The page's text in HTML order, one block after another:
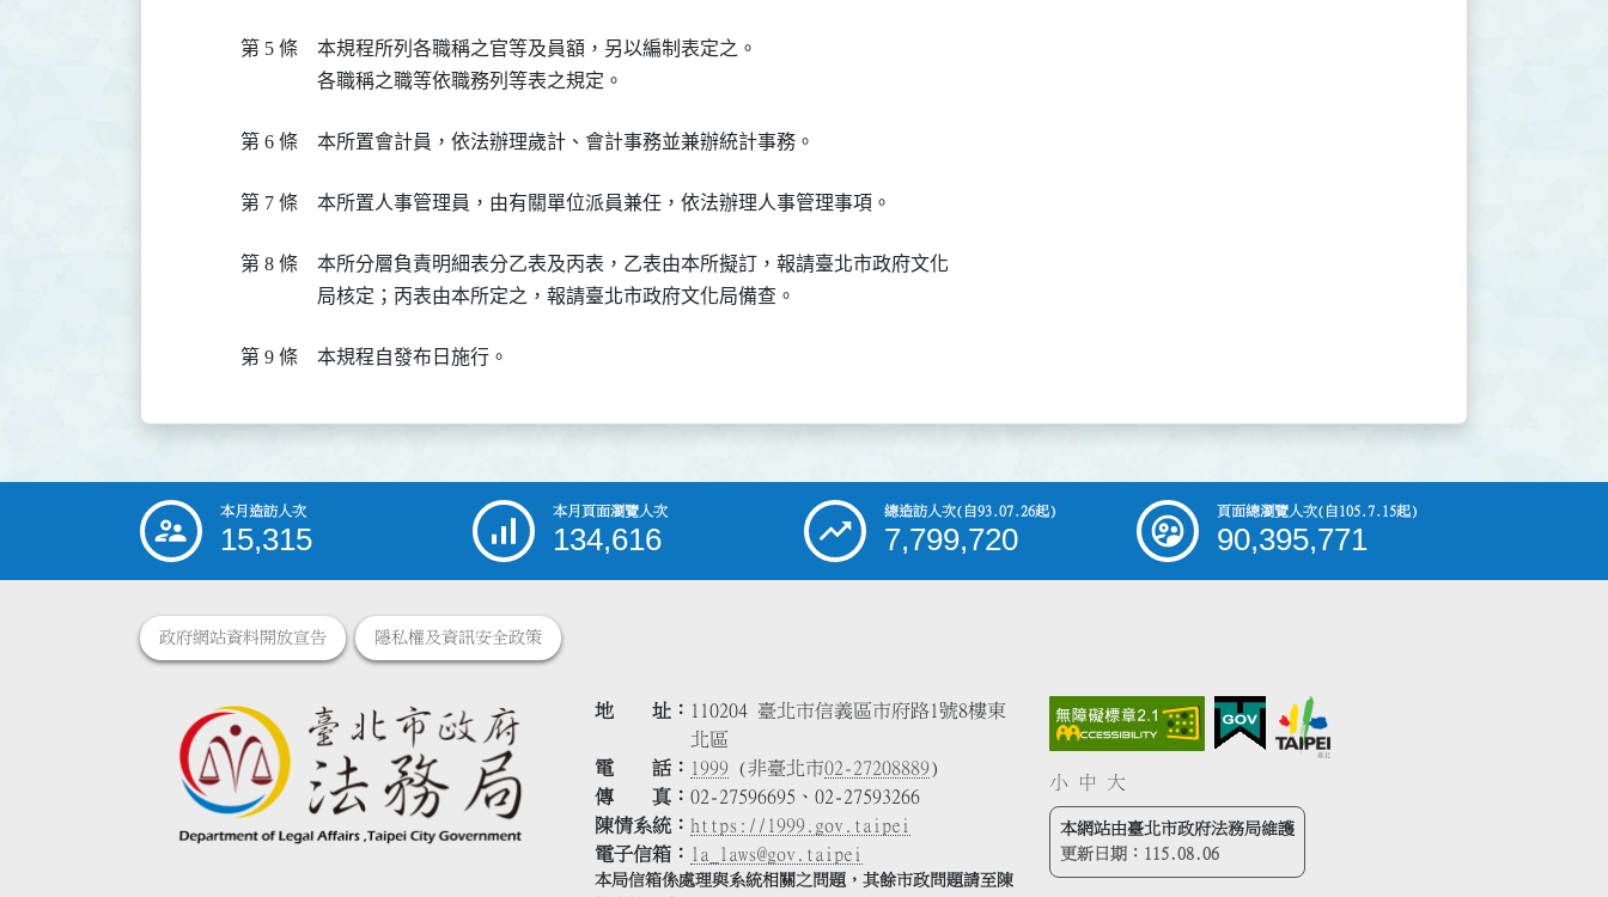
第 5 條
本規程所列各職稱之官等及員額，另以編制表定之。
各職稱之職等依職務列等表之規定。
第 6 條 本所置會計員，依法辦理歲計、會計事務並兼辦統計事務。
第 7 條 本所置人事管理員，由有關單位派員兼任，依法辦理人事管理事項。
第 8 條
本所分層負責明細表分乙表及丙表，乙表由本所擬訂，報請臺北市政府文化
局核定；丙表由本所定之，報請臺北市政府文化局備查。
第 9 條 本規程自發布日施行。
::: 本月造訪人次
15,315
本月頁面瀏覽人次
134,616
總造訪人次(自93.07.26起)
7,799,720
頁面總瀏覽人次(自105.7.15起)
90,395,771
政府網站資料開放宣告 隱私權及資訊安全政策
地 址
110204 臺北市信義區市府路1號8樓東
北區
電 話
1999 (非臺北市02-27208889)
傳 真
02-27596695、02-27593266
陳情系統
https://1999.gov.taipei
電子信箱
la_laws@gov.taipei
本局信箱係處理與系統相關之問題，其餘市政問題請至陳
小 中 大
本網站由臺北市政府法務局維護
更新日期： 115.08.06